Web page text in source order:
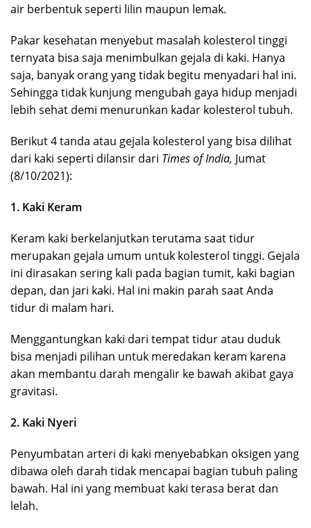
air berbentuk seperti lilin maupun lemak.
Pakar kesehatan menyebut masalah kolesterol tinggi
ternyata bisa saja menimbulkan gejala di kaki. Hanya
saja, banyak orang yang tidak begitu menyadari hal ini.
Sehingga tidak kunjung mengubah gaya hidup menjadi
lebih sehat demi menurunkan kadar kolesterol tubuh.
Berikut 4 tanda atau gejala kolesterol yang bisa dilihat
dari kaki seperti dilansir dari Times of India, Jumat
(8/10/2021):
1. Kaki Keram
Keram kaki berkelanjutkan terutama saat tidur
merupakan gejala umum untuk kolesterol tinggi. Gejala
ini dirasakan sering kali pada bagian tumit, kaki bagian
depan, dan jari kaki. Hal ini makin parah saat Anda
tidur di malam hari.
Menggantungkan kaki dari tempat tidur atau duduk
bisa menjadi pilihan untuk meredakan keram karena
akan membantu darah mengalir ke bawah akibat gaya
gravitasi.
2. Kaki Nyeri
Penyumbatan arteri di kaki menyebabkan oksigen yang
dibawa oleh darah tidak mencapai bagian tubuh paling
bawah. Hal ini yang membuat kaki terasa berat dan
lelah.